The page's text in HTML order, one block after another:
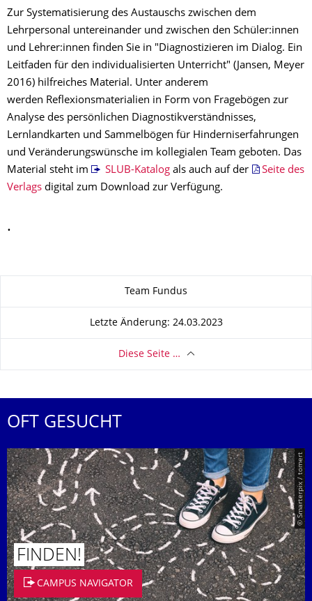
Zur Systematisierung des Austauschs zwischen dem
Lehrpersonal untereinander und zwischen den Schüler:innen
und Lehrer:innen finden Sie in "Diagnostizieren im Dialog. Ein
Leitfaden für den individualisierten Unterricht" (Jansen, Meyer
2016) hilfreiches Material. Unter anderem
werden Reflexionsmaterialien in Form von Fragebögen zur
Analyse des persönlichen Diagnostikverständnisses,
Lernlandkarten und Sammelbögen für Hinderniserfahrungen
und Veränderungswünsche im kollegialen Team geboten. Das
Material steht im
SLUB-Katalogals auch auf der
Seite des
Verlags digital zum Download zur Verfügung.
.
Team Fundus
Letzte Änderung: 24.03.2023
Diese Seite …
OFT GESUCHT
© Smarterpix / tomert
FINDEN!
CAMPUS NAVIGATOR